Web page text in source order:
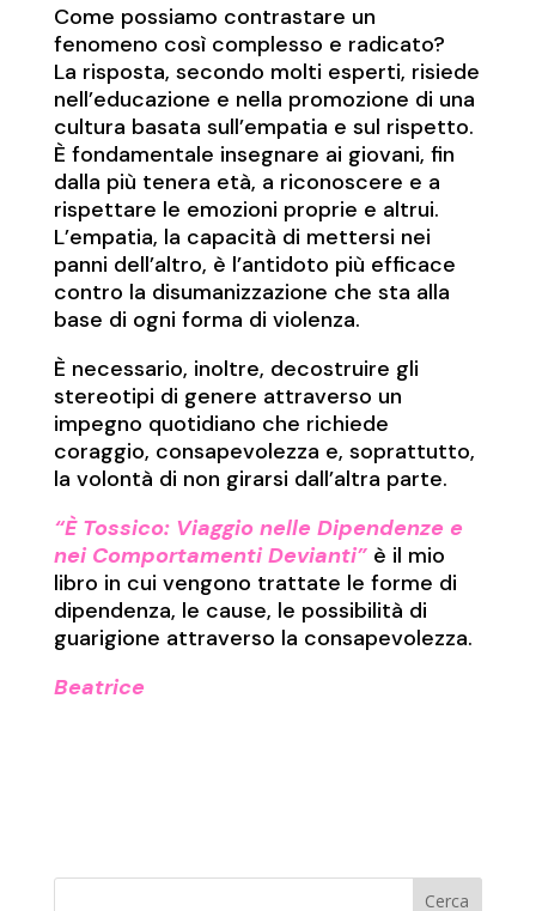
Come possiamo contrastare un
fenomeno così complesso e radicato?
La risposta, secondo molti esperti, risiede
nell’educazione e nella promozione di una
cultura basata sull’empatia e sul rispetto.
È fondamentale insegnare ai giovani, fin
dalla più tenera età, a riconoscere e a
rispettare le emozioni proprie e altrui.
L’empatia, la capacità di mettersi nei
panni dell’altro, è l’antidoto più efficace
contro la disumanizzazione che sta alla
base di ogni forma di violenza.
È necessario, inoltre, decostruire gli
stereotipi di genere attraverso un
impegno quotidiano che richiede
coraggio, consapevolezza e, soprattutto,
la volontà di non girarsi dall’altra parte.
“È Tossico: Viaggio nelle Dipendenze e
nei Comportamenti Devianti”è il mio
libro in cui vengono trattate le forme di
dipendenza, le cause, le possibilità di
guarigione attraverso la consapevolezza.
Beatrice